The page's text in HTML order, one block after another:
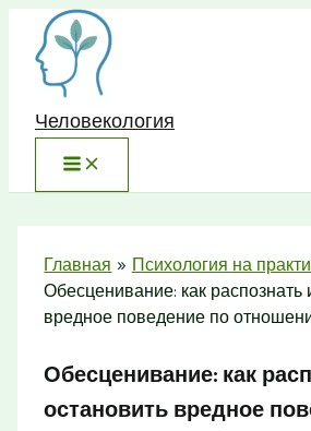
Перейти
содержимому
Человекология
Главная
Психология на
Обесценивание: как распознать
вредное поведение по
Обесценивание: как
остановить вредное